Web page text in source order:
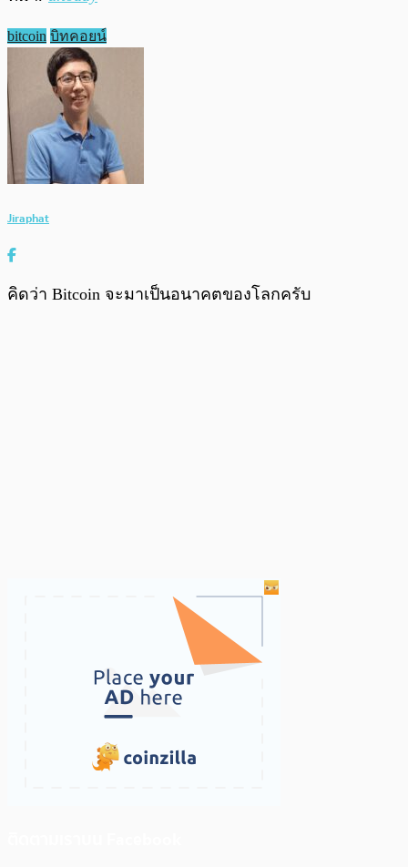
bitcoin บิทคอยน์
Jiraphat
คิดว่า Bitcoin จะมาเป็นอนาคตของโลกครับ